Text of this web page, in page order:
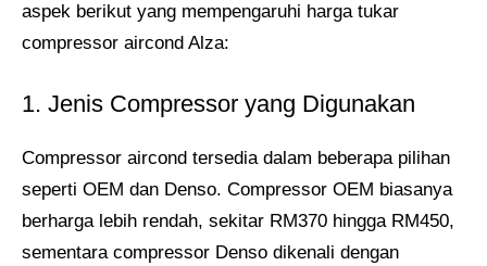
aspek berikut yang mempengaruhi harga tukar
compressor aircond Alza:
1. Jenis Compressor yang Digunakan
Compressor aircond tersedia dalam beberapa pilihan
seperti OEM dan Denso. Compressor OEM biasanya
berharga lebih rendah, sekitar RM370 hingga RM450,
sementara compressor Denso dikenali dengan